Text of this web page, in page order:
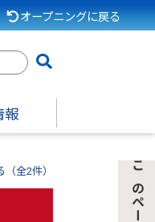
オープニングに戻る
報
全2件）